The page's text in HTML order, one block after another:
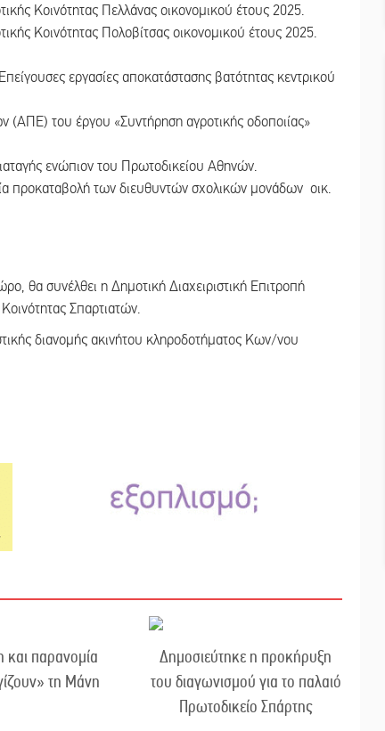
Κοινότητας Πελλάνας οικονομικού έτους 2025.
Κοινότητας Πολοβίτσας οικονομικού έτους 2025.
εργασίες αποκατάστασης βατότητας κεντρικού
του έργου «Συντήρηση αγροτικής οδοποιίας»
ενώπιον του Πρωτοδικείου Αθηνών.
προκαταβολή των διευθυντών σχολικών μονάδων οικ.
θα συνέλθει η Δημοτική Διαχειριστική Επιτροπή
Σπαρτιατών.
διανομής ακινήτου κληροδοτήματος Κων/νου
και παρανομία
τη Μάνη
Δημοσιεύτηκε η προκήρυξη
του διαγωνισμού για το παλαιό
Πρωτοδικείο Σπάρτης